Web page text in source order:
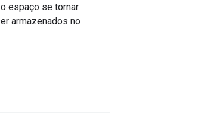
espaço se tornar
armazenados no